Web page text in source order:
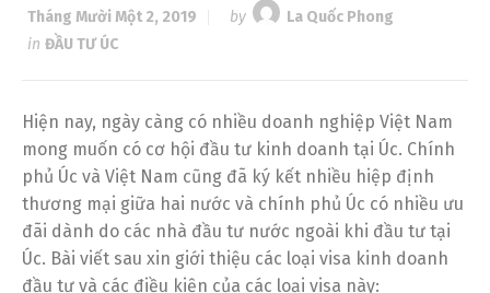
Tháng Mười Một 2, 2019 by
La Quốc Phong
in ĐẦU TƯ ÚC
Hiện nay, ngày càng có nhiều doanh nghiệp Việt Nam
mong muốn có cơ hội đầu tư kinh doanh tại Úc. Chính
phủ Úc và Việt Nam cũng đã ký kết nhiều hiệp định
thương mại giữa hai nước và chính phủ Úc có nhiều ưu
đãi dành do các nhà đầu tư nước ngoài khi đầu tư tại
Úc. Bài viết sau xin giới thiệu các loại visa kinh doanh
đầu tư và các điều kiện của các loại visa này: